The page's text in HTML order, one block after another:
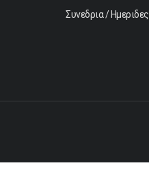
Συνεδρια / Ημεριδες